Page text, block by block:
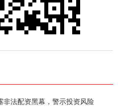
非法配资黑幕，警示投资风险